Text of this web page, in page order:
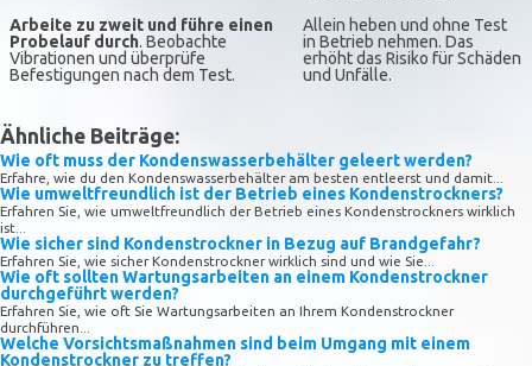
Arbeite zu zweit und führe einen
Probelauf durch. Beobachte
Vibrationen und überprüfe
Befestigungen nach dem Test.
Allein heben und ohne Test
in Betrieb nehmen. Das
erhöht das Risiko für Schäden
und Unfälle.
Ähnliche Beiträge:
Wie oft muss der Kondenswasserbehälter geleert werden?
Erfahre, wie du den Kondenswasserbehälter am besten entleerst und damit...
Wie umweltfreundlich ist der Betrieb eines Kondenstrockners?
Erfahren Sie, wie umweltfreundlich der Betrieb eines Kondenstrockners wirklich
ist...
Wie sicher sind Kondenstrockner in Bezug auf Brandgefahr?
Erfahren Sie, wie sicher Kondenstrockner wirklich sind und wie Sie...
Wie oft sollten Wartungsarbeiten an einem Kondenstrockner
durchgeführt werden?
Erfahren Sie, wie oft Sie Wartungsarbeiten an Ihrem Kondenstrockner
durchführen...
Welche Vorsichtsmaßnahmen sind beim Umgang mit einem
Kondenstrockner zu treffen?